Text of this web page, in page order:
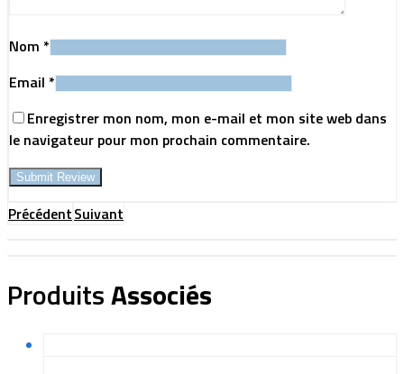
Nom *
Email *
Enregistrer mon nom, mon e-mail et mon site web dans
le navigateur pour mon prochain commentaire.
PrécédentSuivant
ProduitsAssociés